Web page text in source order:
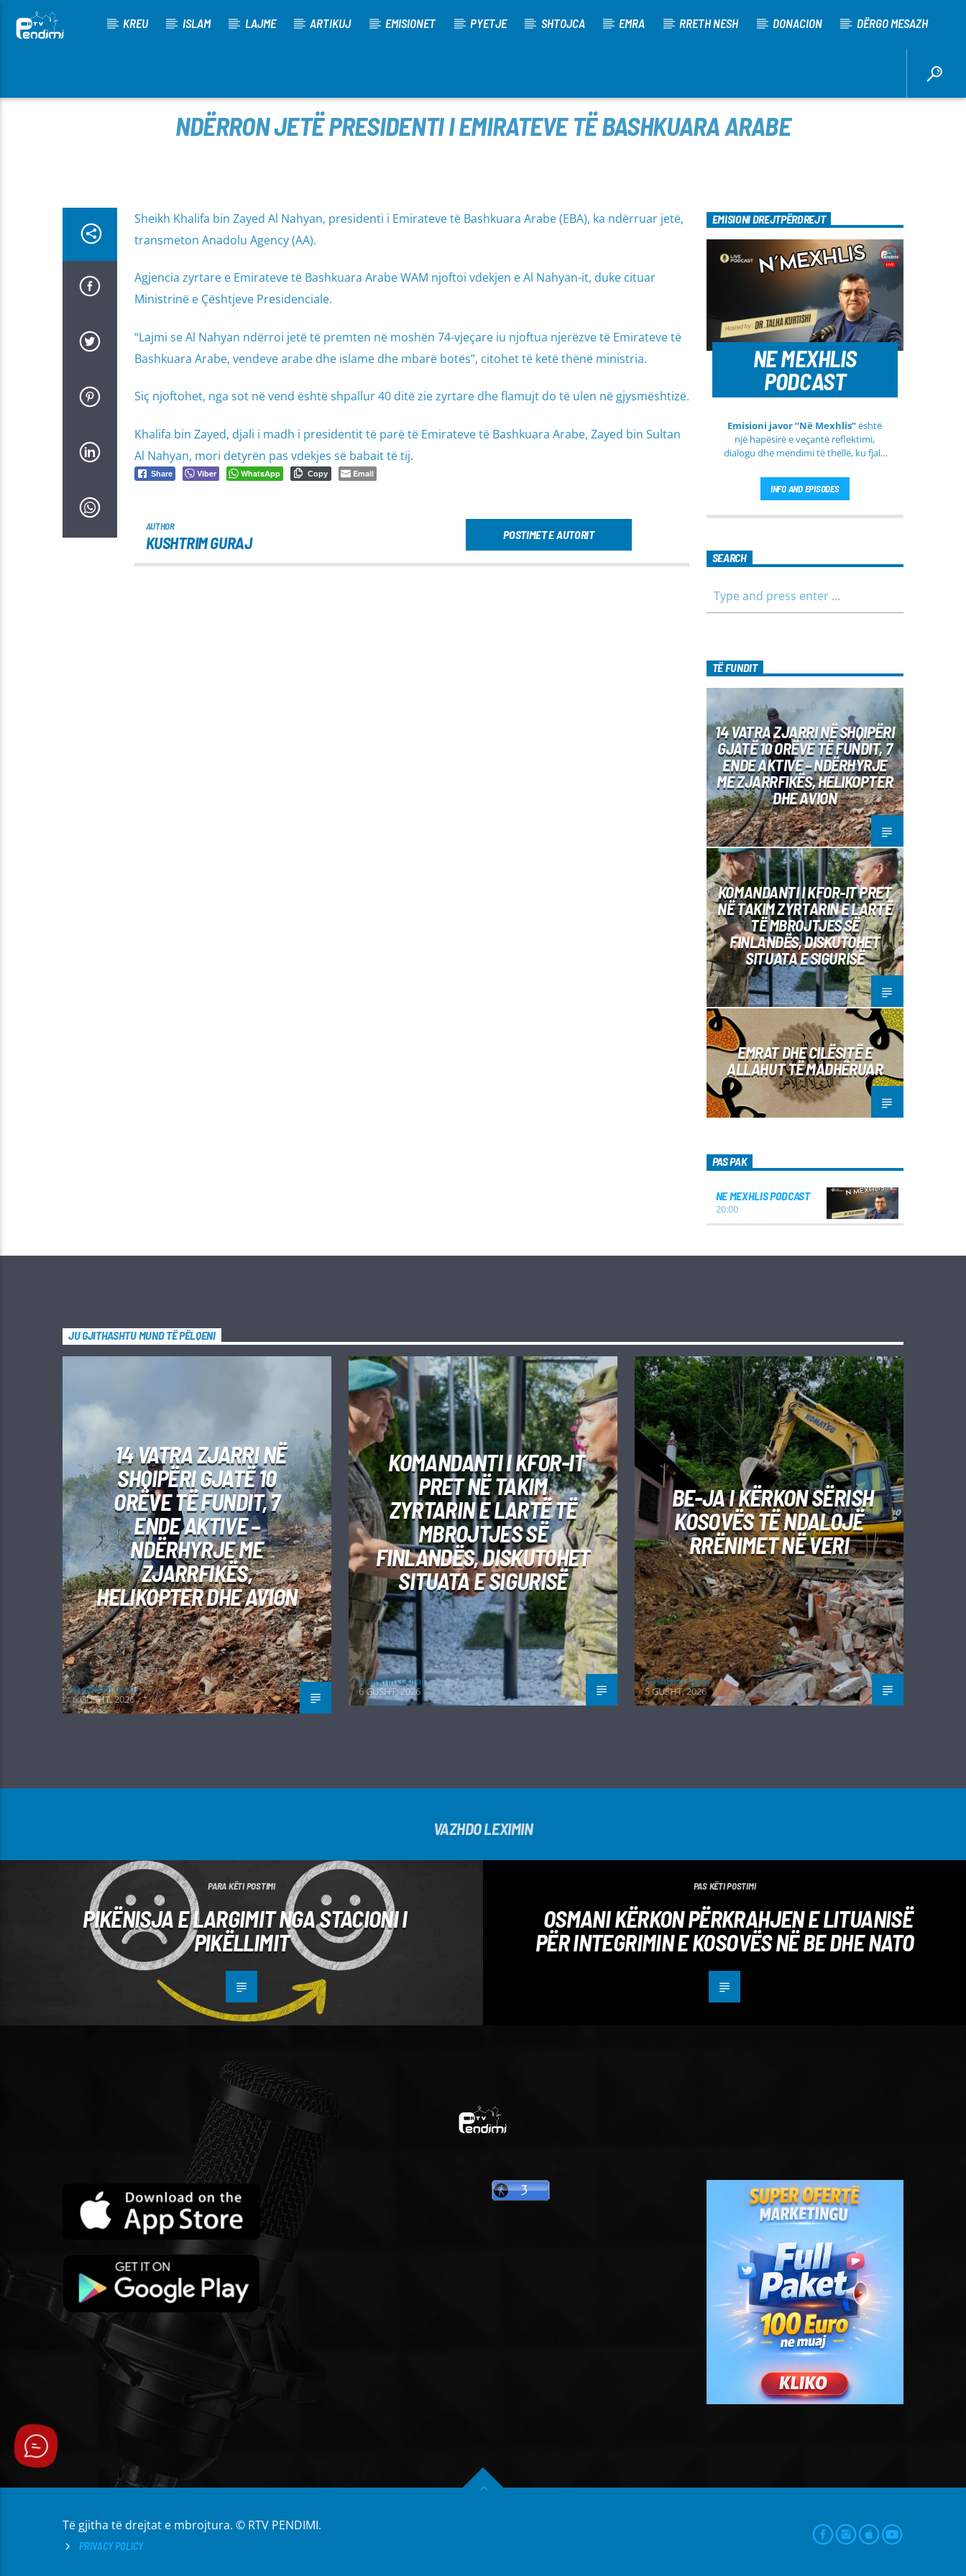
KREU ISLAM LAJME ARTIKUJ EMISIONET PYETJE SHTOJCA EMRA RRETH NESH DONACION DËRGO MESAZH
NDËRRON JETË PRESIDENTI I EMIRATEVE TË BASHKUARA ARABE
Sheikh Khalifa bin Zayed Al Nahyan, presidenti i Emirateve të Bashkuara Arabe (EBA), ka ndërruar jetë,
transmeton Anadolu Agency (AA).
Agjencia zyrtare e Emirateve të Bashkuara Arabe WAM njoftoi vdekjen e Al Nahyan-it, duke cituar
Ministrinë e Çështjeve Presidenciale.
“Lajmi se Al Nahyan ndërroi jetë të premten në moshën 74-vjeçare iu njoftua njerëzve të Emirateve të
Bashkuara Arabe, vendeve arabe dhe islame dhe mbarë botës”, citohet të ketë thënë ministria.
Siç njoftohet, nga sot në vend është shpallur 40 ditë zie zyrtare dhe flamujt do të ulen në gjysmështizë.
Khalifa bin Zayed, djali i madh i presidentit të parë të Emirateve të Bashkuara Arabe, Zayed bin Sultan
Al Nahyan, mori detyrën pas vdekjes së babait të tij.
Share Viber WhatsApp Copy Email
AUTHOR
KUSHTRIM GURAJ POSTIMET E AUTORIT
EMISIONI DREJTPËRDREJT
NE MEXHLIS
PODCAST
Emisioni javor “Në Mexhlis”është
një hapësirë e veçantë reflektimi,
dialogu dhe mendimi të thellë, ku fjala
kuptim të veçantë. Ky emision
transmetohetdrejtpërdrejt çdo të
formë komunikimi të hapur, të qetë
INFO AND EPISODES
SEARCH
TË FUNDIT
14 VATRA ZJARRI NË SHQIPËRI
GJATË 10 ORËVE TË FUNDIT, 7
ENDE AKTIVE – NDËRHYRJE
ME ZJARRFIKËS, HELIKOPTER
DHE AVION
KOMANDANTI I KFOR-IT PRET
NË TAKIM ZYRTARIN E LARTË
TË MBROJTJES SË
FINLANDËS, DISKUTOHET
SITUATA E SIGURISË
EMRAT DHE CILËSITË E
ALLAHUT TË MADHËRUAR
PAS PAK
NE MEXHLIS PODCAST
20:00
JU GJITHASHTU MUND TË PËLQENI
14 VATRA ZJARRI NË
SHQIPËRI GJATË 10
ORËVE TË FUNDIT, 7
ENDE AKTIVE –
NDËRHYRJE ME
ZJARRFIKËS,
HELIKOPTER DHE AVION
Kushtrim Guraj
6 GUSHT, 2026
KOMANDANTI I KFOR-IT
PRET NË TAKIM
ZYRTARIN E LARTË TË
MBROJTJES SË
FINLANDËS, DISKUTOHET
SITUATA E SIGURISË
Kushtrim Guraj
6 GUSHT, 2026
BE-JA I KËRKON SËRISH
KOSOVËS TË NDALOJË
RRËNIMET NË VERI
Kushtrim Guraj
5 GUSHT, 2026
VAZHDO LEXIMIN
PARA KËTI POSTIMI
PIKËNISJA E LARGIMIT NGA STACIONI I
PIKËLLIMIT
PAS KËTI POSTIMI
OSMANI KËRKON PËRKRAHJEN E LITUANISË
PËR INTEGRIMIN E KOSOVËS NË BE DHE NATO
Të gjitha të drejtat e mbrojtura. © RTV PENDIMI.
PRIVACY POLICY